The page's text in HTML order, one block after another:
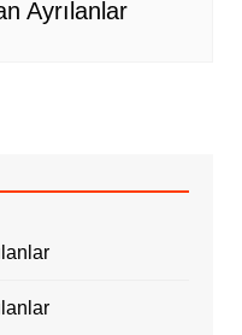
Ayrılanlar